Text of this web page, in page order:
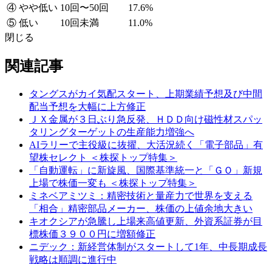
④ やや低い 10回〜50回
17.6%
⑤ 低い
10回未満
11.0%
閉じる
関連記事
タングスがカイ気配スタート、上期業績予想及び中間
配当予想を大幅に上方修正
ＪＸ金属が３日ぶり急反発、ＨＤＤ向け磁性材スパッ
タリングターゲットの生産能力増強へ
AIラリーで主役級に抜擢、大活況続く「電子部品」有
望株セレクト ＜株探トップ特集＞
「自動運転」に新旋風、国際基準統一と「ＧＯ」新規
上場で株価一変も ＜株探トップ特集＞
ミネベアミツミ：精密技術と量産力で世界を支える
「相合」精密部品メーカー、株価の上値余地大きい
キオクシアが急騰し上場来高値更新、外資系証券が目
標株価３９００円に増額修正
ニデック：新経営体制がスタートして1年、中長期成長
戦略は順調に進行中